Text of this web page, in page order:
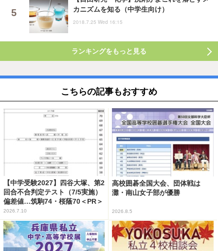
カニズムを知る（中学生向け）
2018.7.25 Wed 16:15
ランキングをもっと見る
こちらの記事もおすすめ
【中学受験2027】四谷大塚、第2
回合不合判定テスト（7/5実施）
偏差値…筑駒74・桜蔭70＜PR＞
2026.7.10
高校囲碁全国大会、団体戦は
灘・南山女子部が優勝
2026.8.5